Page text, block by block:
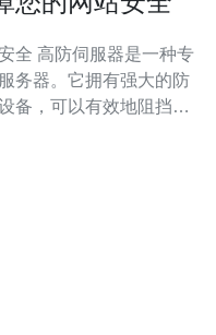
种专
务器。它拥有强大的防
备，可以有效地阻挡